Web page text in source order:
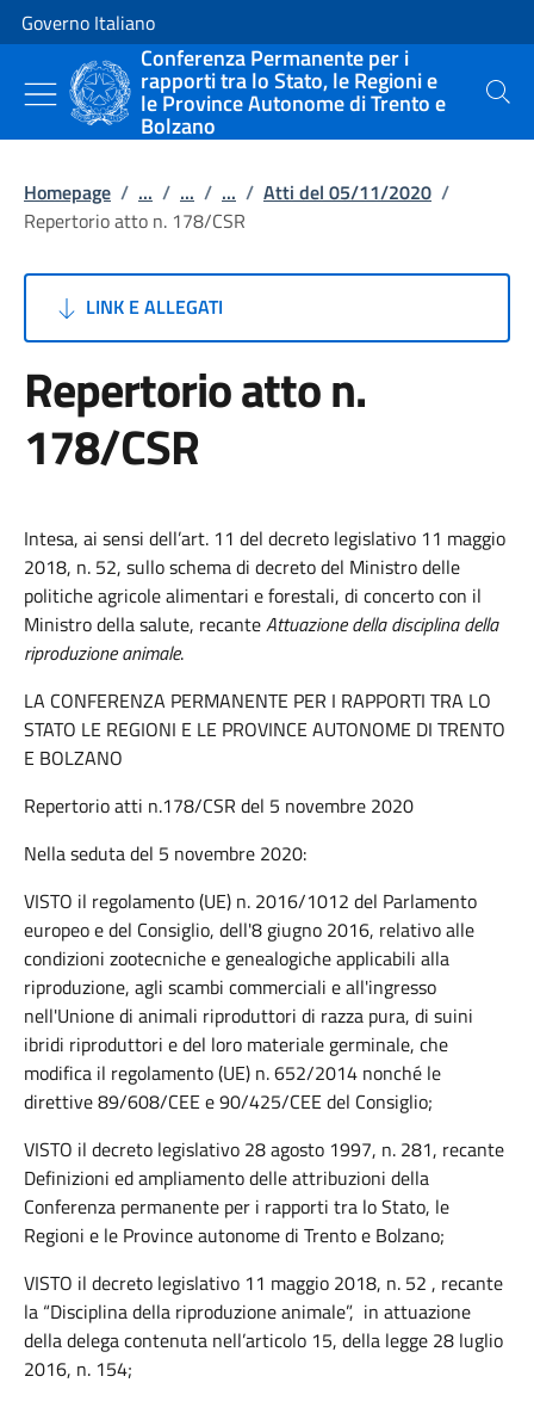
Vai al contenuto
Vai alla navigazione del sito
Governo Italiano
Conferenza Permanente per i
rapporti tra lo Stato, le Regioni e
le Province Autonome di Trento e
Bolzano
Cerca
Homepage / ... / ... / ... / Atti del 05/11/2020 /
Repertorio atto n. 178/CSR
LINK E ALLEGATI
Repertorio atto n.
178/CSR
Intesa, ai sensi dell’art. 11 del decreto legislativo 11 maggio
2018, n. 52, sullo schema di decreto del Ministro delle
politiche agricole alimentari e forestali, di concerto con il
Ministro della salute, recanteAttuazione della disciplina della
riproduzione animale.
LA CONFERENZA PERMANENTE PER I RAPPORTI TRA LO
STATO LE REGIONI E LE PROVINCE AUTONOME DI TRENTO
E BOLZANO
Repertorio atti n.178/CSR del 5 novembre 2020
Nella seduta del 5 novembre 2020:
VISTO il regolamento (UE) n. 2016/1012 del Parlamento
europeo e del Consiglio, dell'8 giugno 2016, relativo alle
condizioni zootecniche e genealogiche applicabili alla
riproduzione, agli scambi commerciali e all'ingresso
nell'Unione di animali riproduttori di razza pura, di suini
ibridi riproduttori e del loro materiale germinale, che
modifica il regolamento (UE) n. 652/2014 nonché le
direttive 89/608/CEE e 90/425/CEE del Consiglio;
VISTO il decreto legislativo 28 agosto 1997, n. 281, recante
Definizioni ed ampliamento delle attribuzioni della
Conferenza permanente per i rapporti tra lo Stato, le
Regioni e le Province autonome di Trento e Bolzano;
VISTO il decreto legislativo 11 maggio 2018, n. 52 , recante
la “Disciplina della riproduzione animale”, in attuazione
della delega contenuta nell’articolo 15, della legge 28 luglio
2016, n. 154;